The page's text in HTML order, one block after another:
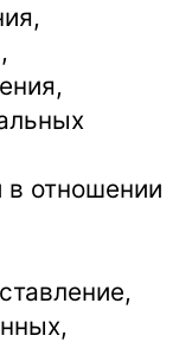
отношении